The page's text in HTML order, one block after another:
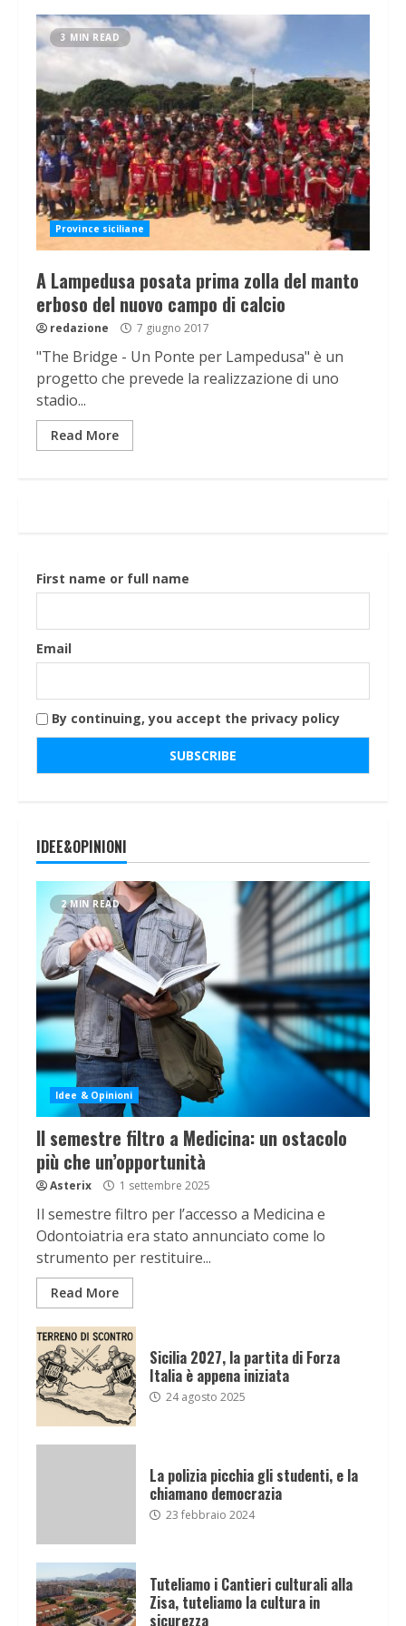
3 MIN READ
Province siciliane
A Lampedusa posata prima zolla del manto
erboso del nuovo campo di calcio
redazione 7 giugno 2017
"The Bridge - Un Ponte per Lampedusa" è un
progetto che prevede la realizzazione di uno
stadio...
Read More
First name or full name
Email
By continuing, you accept the privacy policy
IDEE&OPINIONI
2 MIN READ
Idee & Opinioni
Il semestre filtro a Medicina: un ostacolo
più che un’opportunità
Asterix 1 settembre 2025
Il semestre filtro per l’accesso a Medicina e
Odontoiatria era stato annunciato come lo
strumento per restituire...
Read More
Sicilia 2027, la partita di Forza
Italia è appena iniziata
24 agosto 2025
La polizia picchia gli studenti, e la
chiamano democrazia
23 febbraio 2024
Tuteliamo i Cantieri culturali alla
Zisa, tuteliamo la cultura in
sicurezza